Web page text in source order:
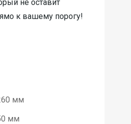
не оставит
к вашему порогу!
мм
мм